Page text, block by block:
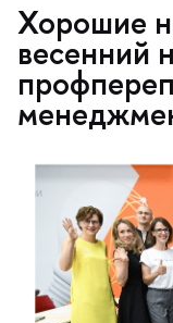
Хорошие
весенний